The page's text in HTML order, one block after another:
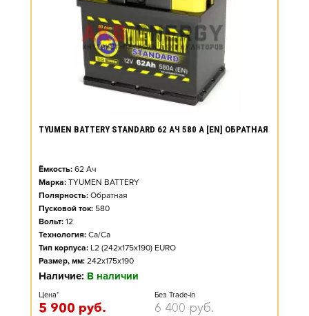
TYUMEN BATTERY STANDARD 62 АЧ 580 А [EN] ОБРАТНАЯ
Ёмкость: 62 Ач
Марка: TYUMEN BATTERY
Полярность: Обратная
Пусковой ток: 580
Вольт: 12
Технология: Ca/Ca
Тип корпуса: L2 (242x175x190) EURO
Размер, мм: 242x175x190
Наличие: В наличии
Цена*
5 900 руб.
Без Trade-in
6 400 руб.